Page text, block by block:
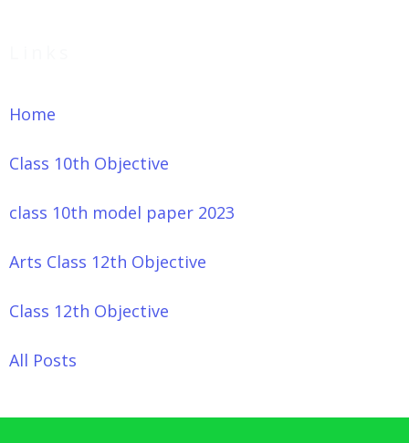
Home
Class 10th Objective
class 10th model paper 2023
Arts Class 12th Objective
Class 12th Objective
All Posts